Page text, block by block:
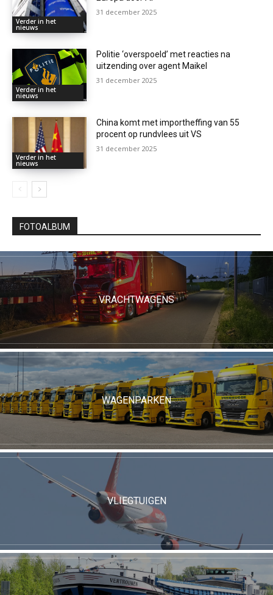
Verder in het
nieuws
31 december 2025
Verder in het
nieuws
Politie ‘overspoeld’ met reacties na
uitzending over agent Maikel
31 december 2025
Verder in het
nieuws
China komt met importheffing van 55
procent op rundvlees uit VS
31 december 2025
FOTOALBUM
VRACHTWAGENS
WAGENPARKEN
VLIEGTUIGEN